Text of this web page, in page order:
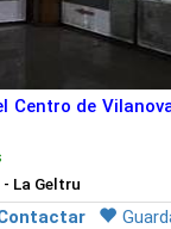
Centro de
La Geltru